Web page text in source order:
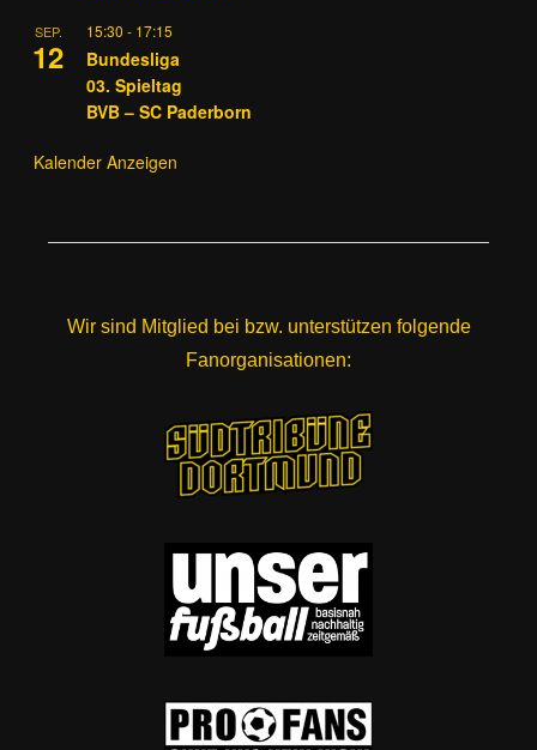
SEP.
12
15:30 - 17:15
Bundesliga
03. Spieltag
BVB – SC Paderborn
Kalender Anzeigen
Wir sind Mitglied bei bzw. unterstützen folgende
Fanorganisationen: